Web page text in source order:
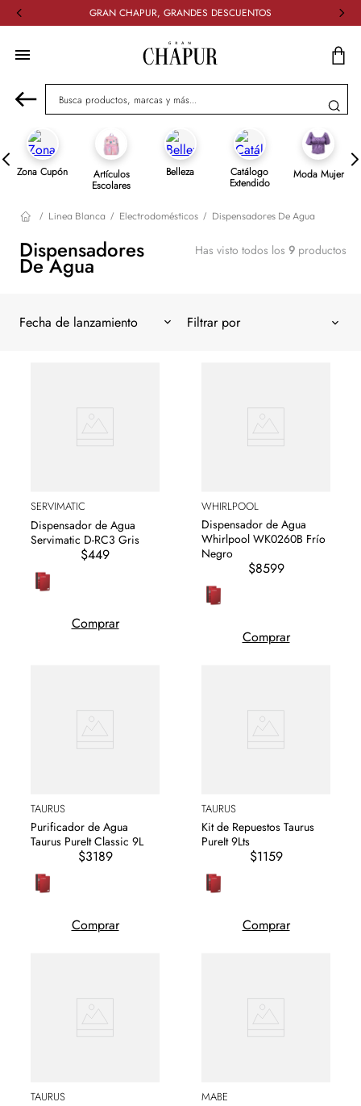
GRAN CHAPUR, GRANDES DESCUENTOS
Busca productos, marcas y más...
Zona Cupón Artículos
Escolares
Belleza Catálogo
Extendido
Moda Mujer
Linea Blanca Electrodomésticos Dispensadores De Agua
Dispensadores
De Agua
Has visto todos los 9 productos
Fecha de lanzamiento
SERVIMATIC
Dispensador de Agua
Servimatic D-RC3 Gris
$449
Comprar
WHIRLPOOL
Dispensador de Agua
Whirlpool WK0260B Frío
Negro
$8599
Comprar
TAURUS
Purificador de Agua
Taurus PureIt Classic 9L
$3189
Comprar
TAURUS
Kit de Repuestos Taurus
PureIt 9Lts
$1159
Comprar
TAURUS MABE